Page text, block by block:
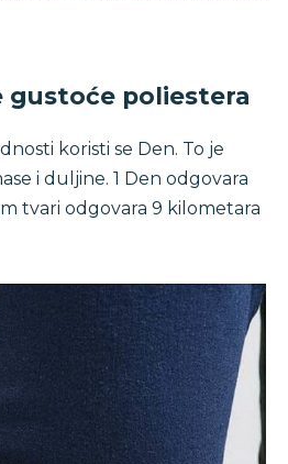
gustoće poliestera
koristi se Den. To je
i duljine. 1 Den odgovara
tvari odgovara 9 kilometara